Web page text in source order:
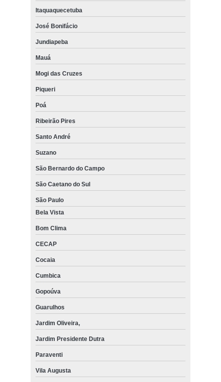
Itaquaquecetuba
José Bonifácio
Jundiapeba
Mauá
Mogi das Cruzes
Piqueri
Poá
Ribeirão Pires
Santo André
Suzano
São Bernardo do Campo
São Caetano do Sul
São Paulo
Bela Vista
Bom Clima
CECAP
Cocaia
Cumbica
Gopoúva
Guarulhos
Jardim Oliveira,
Jardim Presidente Dutra
Paraventi
Vila Augusta